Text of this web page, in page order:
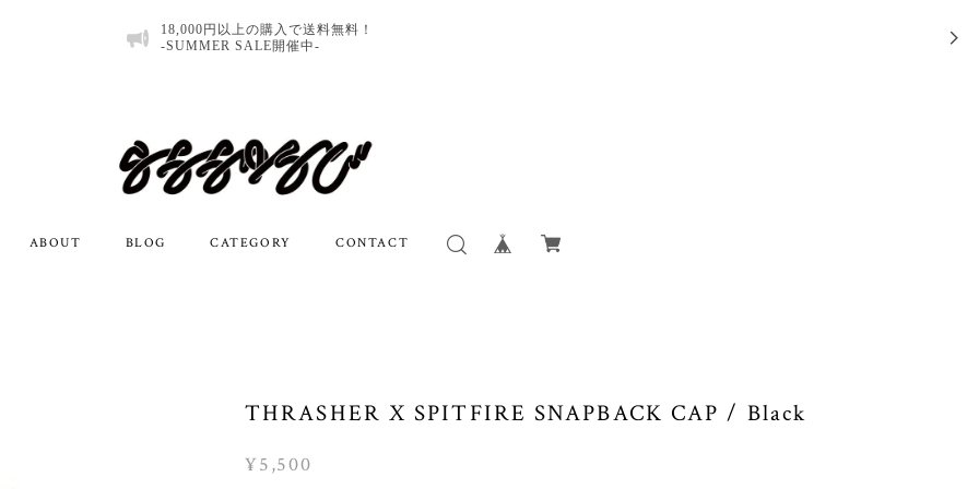
18,000円以上の購入で送料無料！
-SUMMER SALE開催中-
ABOUT BLOG CATEGORY CONTACT
THRASHER X SPITFIRE SNAPBACK CAP / Black
¥5,500